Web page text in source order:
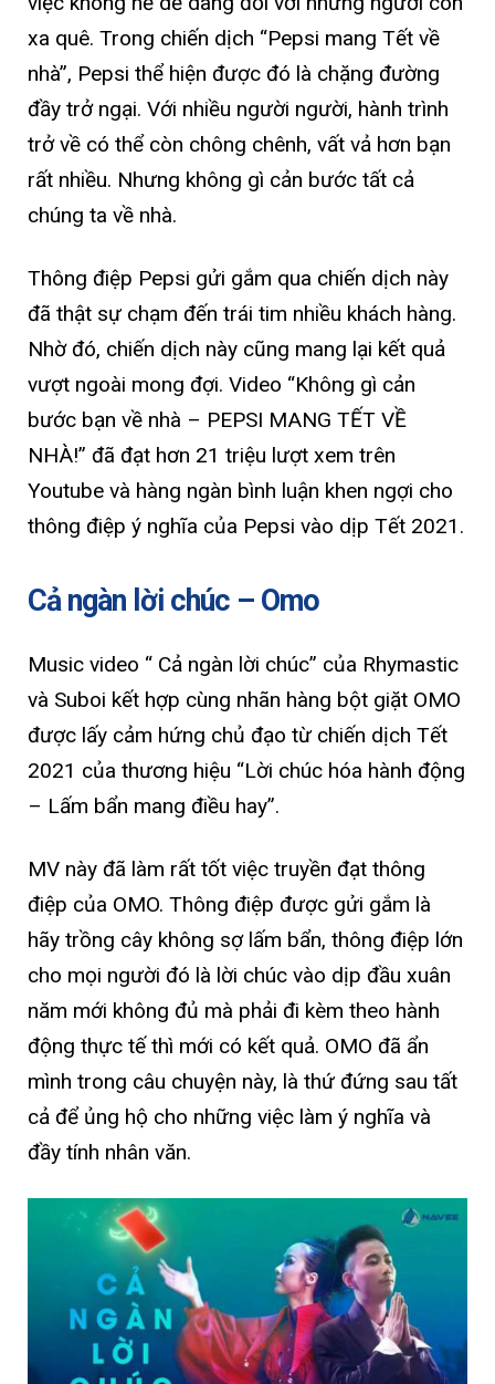
xa quê. Trong chiến dịch “Pepsi mang Tết về
nhà”, Pepsi thể hiện được đó là chặng đường
đầy trở ngại. Với nhiều người người, hành trình
trở về có thể còn chông chênh, vất vả hơn bạn
rất nhiều. Nhưng không gì cản bước tất cả
chúng ta về nhà.
Thông điệp Pepsi gửi gắm qua chiến dịch này
đã thật sự chạm đến trái tim nhiều khách hàng.
Nhờ đó, chiến dịch này cũng mang lại kết quả
vượt ngoài mong đợi. Video “Không gì cản
bước bạn về nhà – PEPSI MANG TẾT VỀ
NHÀ!” đã đạt hơn 21 triệu lượt xem trên
Youtube và hàng ngàn bình luận khen ngợi cho
thông điệp ý nghĩa của Pepsi vào dịp Tết 2021.
Cả ngàn lời chúc – Omo
Music video “ Cả ngàn lời chúc” của Rhymastic
và Suboi kết hợp cùng nhãn hàng bột giặt OMO
được lấy cảm hứng chủ đạo từ chiến dịch Tết
2021 của thương hiệu “Lời chúc hóa hành động
– Lấm bẩn mang điều hay”.
MV này đã làm rất tốt việc truyền đạt thông
điệp của OMO. Thông điệp được gửi gắm là
hãy trồng cây không sợ lấm bẩn, thông điệp lớn
cho mọi người đó là lời chúc vào dịp đầu xuân
năm mới không đủ mà phải đi kèm theo hành
động thực tế thì mới có kết quả. OMO đã ẩn
mình trong câu chuyện này, là thứ đứng sau tất
cả để ủng hộ cho những việc làm ý nghĩa và
đầy tính nhân văn.